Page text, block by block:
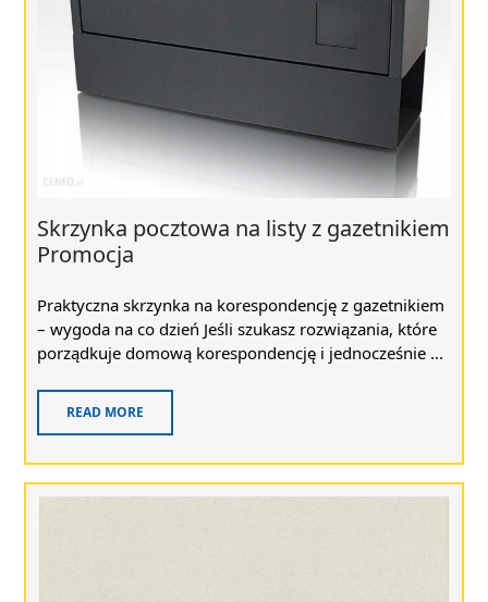
Skrzynka pocztowa na listy z gazetnikiem
Promocja
Praktyczna skrzynka na korespondencję z gazetnikiem
– wygoda na co dzień Jeśli szukasz rozwiązania, które
porządkuje domową korespondencję i jednocześnie ...
READ MORE